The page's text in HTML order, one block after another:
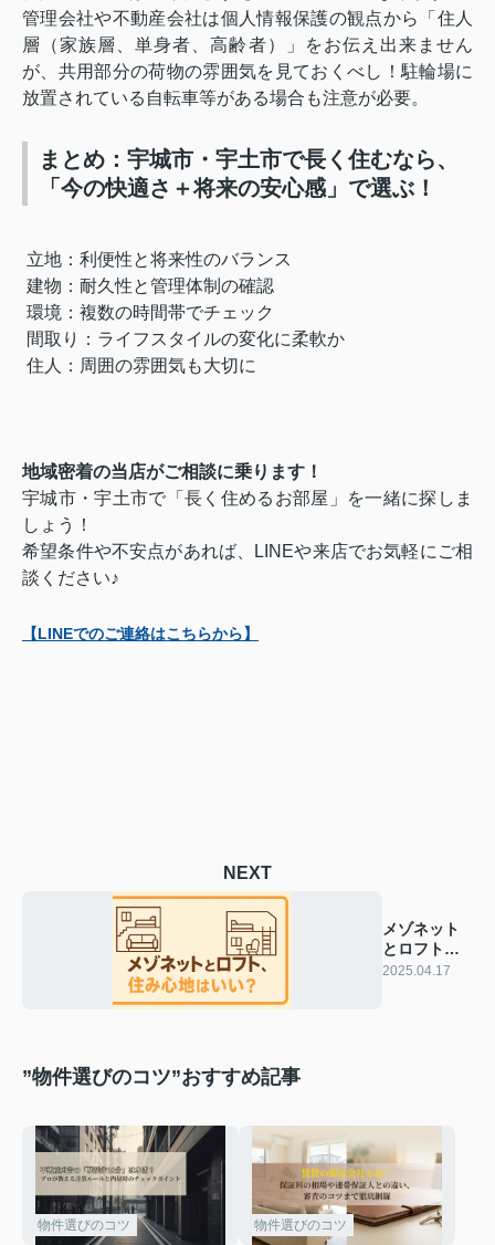
管理会社や不動産会社は個人情報保護の観点から「住人
層（家族層、単身者、高齢者）」をお伝え出来ません
が、共用部分の荷物の雰囲気を見ておくべし！駐輪場に
放置されている自転車等がある場合も注意が必要。
まとめ：宇城市・宇土市で長く住むなら、
「今の快適さ＋将来の安心感」で選ぶ！
立地：利便性と将来性のバランス
建物：耐久性と管理体制の確認
環境：複数の時間帯でチェック
間取り：ライフスタイルの変化に柔軟か
住人：周囲の雰囲気も大切に
地域密着の当店がご相談に乗ります！
宇城市・宇土市で「長く住めるお部屋」を一緒に探しま
しょう！
希望条件や不安点があれば、LINEや来店でお気軽にご相
談ください♪
【LINEでのご連絡はこちらから】
NEXT
メゾネット
とロフト、
住み心地は
2025.04.17
”物件選びのコツ”おすすめ記事
物件選びのコツ 物件選びのコツ